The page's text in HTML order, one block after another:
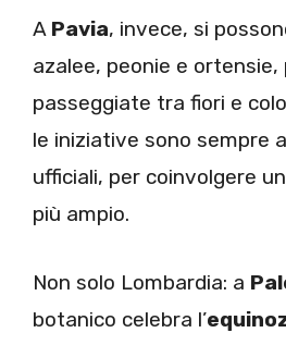
A Pavia, invece, si
azalee, peonie e
passeggiate tra fiori e
le iniziative sono sempre
ufficiali, per coinvolgere
più ampio.
Non solo Lombardia: a
botanico celebra l’